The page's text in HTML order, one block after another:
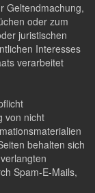
Geltendmachung,
oder zum
juristischen
Interesses
verarbeitet
von nicht
behalten sich
Spam-E-Mails,